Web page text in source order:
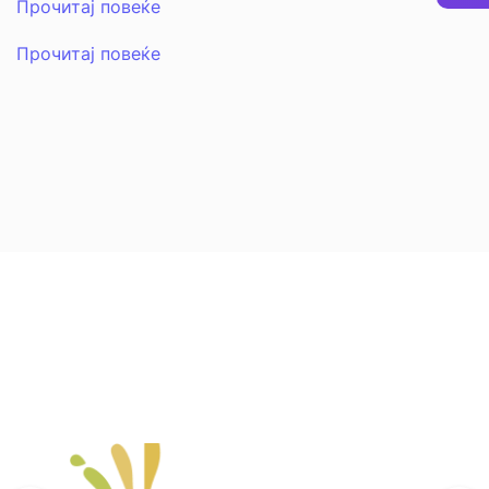
Прочитај повеќе
Прочитај повеќе